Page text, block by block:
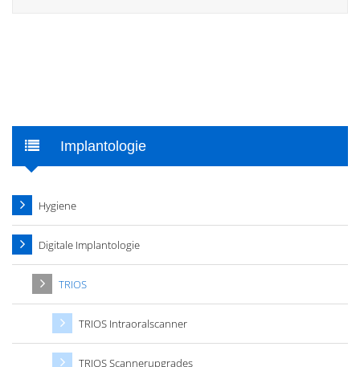
Implantologie
Hygiene
Digitale Implantologie
TRIOS
TRIOS Intraoralscanner
TRIOS Scannerupgrades